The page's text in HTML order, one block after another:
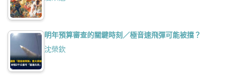
明年預算審查的關鍵時刻／極音速飛彈可能被擋？
沈榮欽